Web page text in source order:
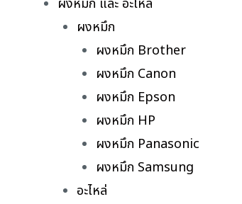
ผงหมึก และ อะไหล่
ผงหมึก
ผงหมึก Brother
ผงหมึก Canon
ผงหมึก Epson
ผงหมึก HP
ผงหมึก Panasonic
ผงหมึก Samsung
อะไหล่